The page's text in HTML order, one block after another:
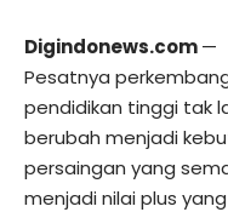
Digindonews.com—
Pesatnya
pendidikan tinggi tak
berubah menjadi
persaingan yang
menjadi nilai plus